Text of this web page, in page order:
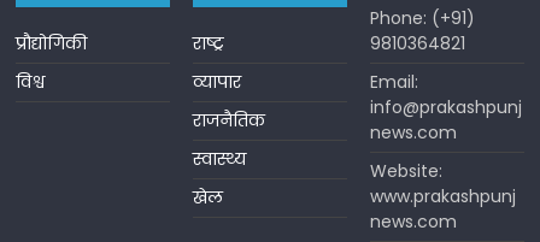
प्रौद्योगिकी
विश्व
राष्ट्र
व्यापार
राजनैतिक
स्वास्थ्य
खेल
Phone: (+91)
9810364821
Email:
info@prakashpunj
news.com
Website:
www.prakashpunj
news.com